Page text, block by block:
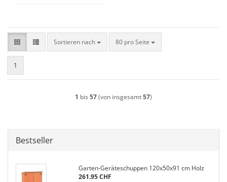
Sortieren nach
Sortieren nach 80 pro Seite
pro Seite
1
1 bis 57(von insgesamt57)
Bestseller
Garten-Geräteschuppen 120x50x91 cm Holz
261.95 CHF